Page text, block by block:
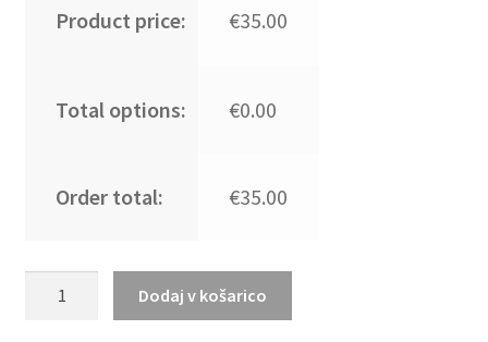
Product price: €35.00
Total options: €0.00
Order total: €35.00
Dodaj v košarico